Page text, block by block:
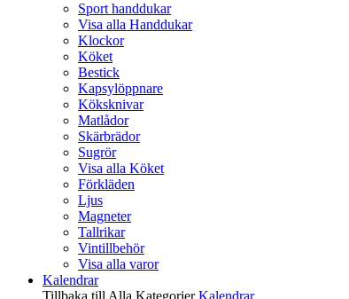
Sport handdukar
Visa alla Handdukar
Klockor
Köket
Bestick
Kapsylöppnare
Köksknivar
Matlådor
Skärbrädor
Sugrör
Visa alla Köket
Förkläden
Ljus
Magneter
Tallrikar
Vintillbehör
Visa alla varor
Kalendrar
Tillbaka till Alla Kategorier Kalendrar